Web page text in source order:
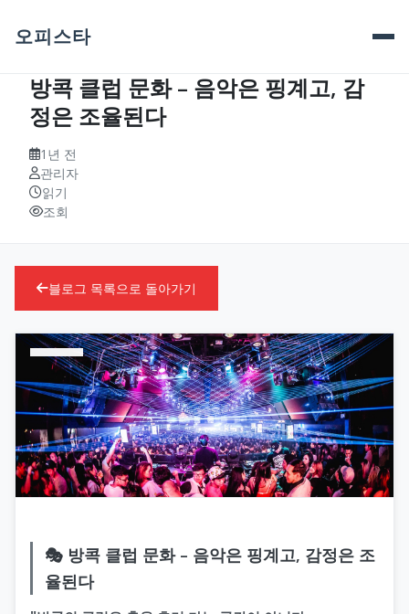
오피스타
방콕 클럽 문화 – 음악은 핑계고, 감
정은 조율된다
1년 전
관리자
읽기
조회
블로그 목록으로 돌아가기
🎭 방콕 클럽 문화 – 음악은 핑계고, 감정은 조
율된다